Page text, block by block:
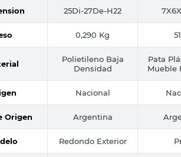
25Di-27De-H22
0,290 Kg
Polietileno Baja
Densidad
Pata
Mueble
Nacional
Origen Argentina
Redondo Exterior